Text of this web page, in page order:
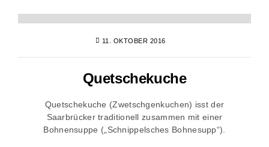
11. OKTOBER 2016
Quetschekuche
Quetschekuche (Zwetschgenkuchen) isst der
Saarbrücker traditionell zusammen mit einer
Bohnensuppe („Schnippelsches Bohnesupp“).